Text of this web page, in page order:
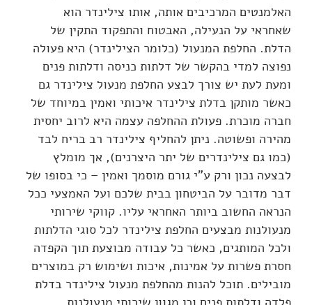
האלמנטים המרכיבים אותה, אותו צילינדר הוא
שאחראי על הנעילה, האבטוח והתפקוד התקין של
הדלת. החלפת המנעול (כלומר הצילינדר) היא פעולה
נפוצה למדי בהקשר של דלתות כניסה ודלתות פנים
ומעת לעת יש צורך לבצע החלפת מנעול צילינדר גם
כאשר מותקן בדלת צילינדר איכותי ואמין במיוחד של
חברה מוכרת. פעולת ההחלפה עצמה היא לרוב יחסית
מהירה ופשוטה. ניתן להחליף צילינדר רב בריח לבד
(כמו גם צילינדרים של יתר היצרנים), אך מומלץ
לבצעה נכון ורק ע"י גורם מוסמך ואמין – כי בסופו של
דבר מדובר על הביטחון בבית שלכם ועל האמצעי ככל
הנראה החשוב ביותר האחראי עליו. קווקי שירותי
מנעולנות מבצעים החלפת צילינדר לכל סוגי הדלתות
ולכל המותגים, כאשר כל עבודה מבוצעת תוך הקפדה
חסרת פשרות על אמינות, איכות ושימוש רק במוצרים
מובילים. תוכל להנות מהחלפת מנעול צילינדר בדלת